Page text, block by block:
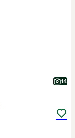
14